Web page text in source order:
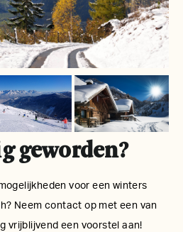
geworden?
voor een winters
Neem contact op met een van
vrijblijvend een voorstel aan!